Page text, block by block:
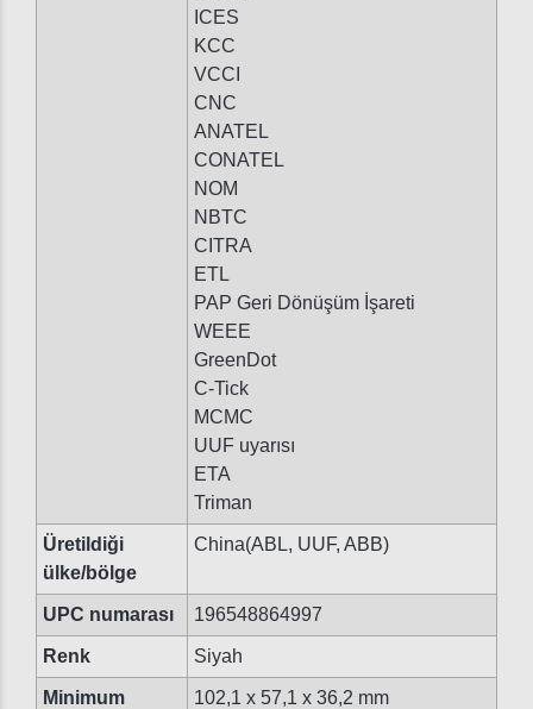
ICES
KCC
VCCI
CNC
ANATEL
CONATEL
NOM
NBTC
CITRA
ETL
PAP Geri Dönüşüm İşareti
WEEE
GreenDot
C-Tick
MCMC
UUF uyarısı
ETA
Triman
Üretildiği
ülke/bölge
China(ABL, UUF, ABB)
UPC numarası 196548864997
Renk Siyah
Minimum
102,1 x 57,1 x 36,2 mm